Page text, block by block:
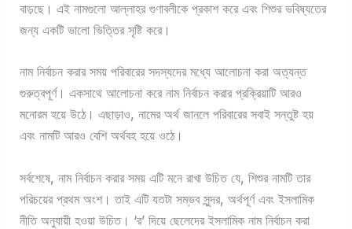
বাড়ছে। এই নামগুলো আল্লাহর গুণাবলীকে প্রকাশ করে এবং শিশুর ভবিষ্যতের
জন্য একটি ভালো ভিত্তির সৃষ্টি করে।
নাম নির্বাচন করার সময় পরিবারের সদস্যদের মধ্যে আলোচনা করা অত্যন্ত
গুরুত্বপূর্ণ। একসাথে আলোচনা করে নাম নির্বাচন করার প্রক্রিয়াটি আরও
মনোরম হয়ে উঠে। এছাড়াও, নামের অর্থ জানলে পরিবারের সবাই সন্তুষ্ট হয়
এবং নামটি আরও বেশি অর্থবহ হয়ে ওঠে।
সর্বশেষে, নাম নির্বাচন করার সময় এটি মনে রাখা উচিত যে, শিশুর নামটি তার
পরিচয়ের প্রথম অংশ। তাই এটি যতটা সম্ভব সুন্দর, অর্থপূর্ণ এবং ইসলামিক
নীতি অনুযায়ী হওয়া উচিত। ‘র’ দিয়ে ছেলেদের ইসলামিক নাম নির্বাচন করা